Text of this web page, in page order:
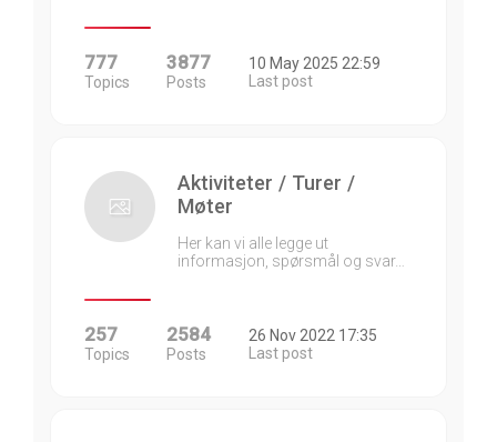
777
Topics
3877
Posts
10 May 2025 22:59
Last post
Aktiviteter / Turer /
Møter
Her kan vi alle legge ut
informasjon, spørsmål og svar…
257
Topics
2584
Posts
26 Nov 2022 17:35
Last post